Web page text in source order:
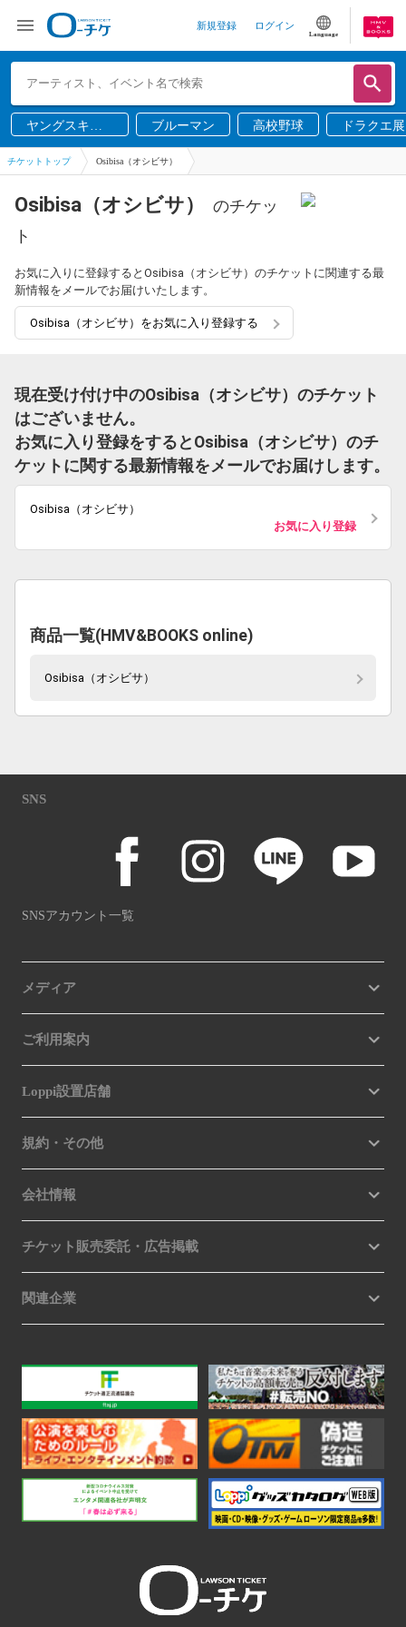
新規登録 ログイン
Language
ヤングスキニ
ー
ブルーマン 高校野球 ドラクエ展
チケットトップ Osibisa（オシビサ）
Osibisa（オシビサ）
のチケッ
ト
お気に入りに登録するとOsibisa（オシビサ）のチケットに関連する最
新情報をメールでお届けいたします。
Osibisa（オシビサ）をお気に入り登録する
現在受け付け中のOsibisa（オシビサ）のチケット
はございません。
お気に入り登録をするとOsibisa（オシビサ）のチ
ケットに関する最新情報をメールでお届けします。
Osibisa（オシビサ）
お気に入り登録
商品一覧(HMV&BOOKS online)
Osibisa（オシビサ）
SNS
SNSアカウント一覧
メディア
ご利用案内
Loppi設置店舗
規約・その他
会社情報
チケット販売委託・広告掲載
関連企業